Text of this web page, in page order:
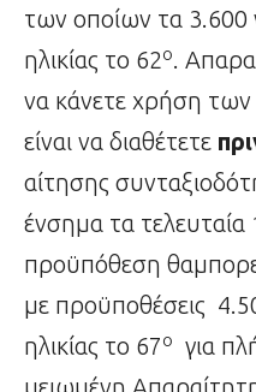
των οποίων τα 3.600
ηλικίας το 62ο.
να κάνετε χρήση
είναι να διαθέτετε
αίτησης
ένσημα τα
προϋπόθεση
με προϋποθέσεις
ηλικίας το 67ο για